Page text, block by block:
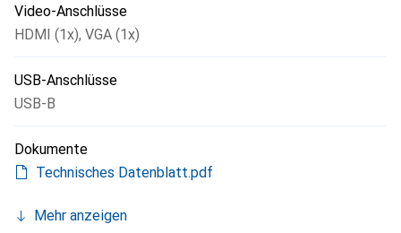
Video-Anschlüsse
HDMI (1x), VGA (1x)
USB-Anschlüsse
USB-B
Dokumente
Technisches Datenblatt.pdf
Mehr anzeigen